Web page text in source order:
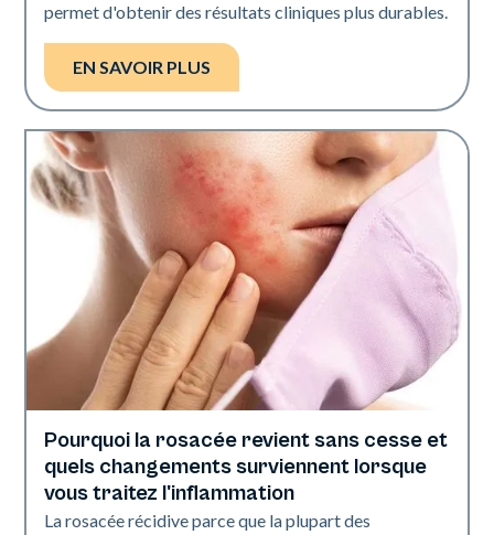
permet d'obtenir des résultats cliniques plus durables.
EN SAVOIR PLUS
Santé de la peau
Pourquoi la rosacée revient sans cesse et
quels changements surviennent lorsque
vous traitez l'inflammation
La rosacée récidive parce que la plupart des